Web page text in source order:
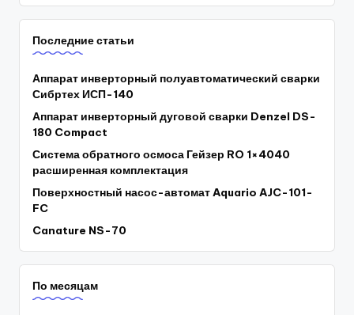
Последние статьи
Аппарат инверторный полуавтоматический сварки
Сибртех ИСП-140
Аппарат инверторный дуговой сварки Denzel DS-
180 Compact
Система обратного осмоса Гейзер RO 1×4040
расширенная комплектация
Поверхностный насос-автомат Aquario AJC-101-
FC
Canature NS-70
По месяцам